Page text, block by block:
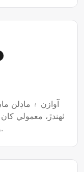
ٺهندڙ، معمولي کان
وارو ٻڌائيندڙ چونڊيو.